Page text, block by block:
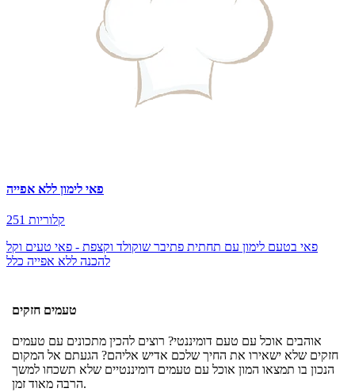
פאי לימון ללא אפייה
251 קלוריות
פאי בטעם לימון עם תחתית פתיבר שוקולד וקצפת - פאי טעים וקל
להכנה ללא אפייה כלל
טעמים חזקים
אוהבים אוכל עם טעם דומיננטי? רוצים להכין מתכונים עם טעמים
חזקים שלא ישאירו את החיך שלכם אדיש אליהם? הגעתם אל המקום
הנכון בו תמצאו המון אוכל עם טעמים דומיננטיים שלא תשכחו למשך
הרבה מאוד זמן.